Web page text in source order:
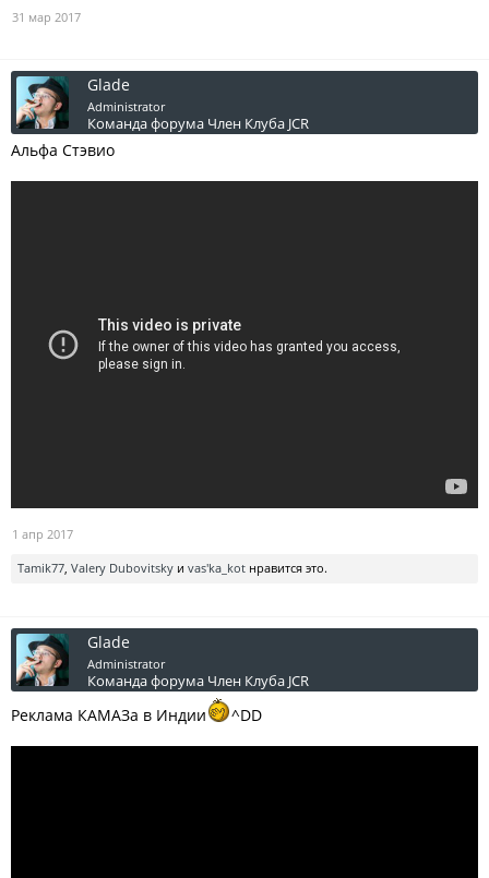
31 мар 2017
Glade
Administrator
Команда форума Член Клуба JCR
Альфа Стэвио
1 апр 2017
Tamik77, Valery Dubovitsky и vas'ka_kot нравится это.
Glade
Administrator
Команда форума Член Клуба JCR
Реклама КАМАЗа в Индии ^DD